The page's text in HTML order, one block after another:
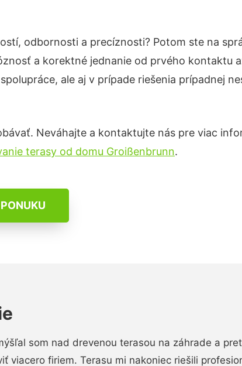
odbornosti a precíznosti? Potom ste na
a korektné jednanie od prvého kontaktu
ale aj v prípade riešenia prípadnej
Neváhajte a kontaktujte nás pre viac
terasy od domu Groißenbrunn.
som nad drevenou terasou na záhrade a
viacero firiem. Terasu mi nakoniec riešili